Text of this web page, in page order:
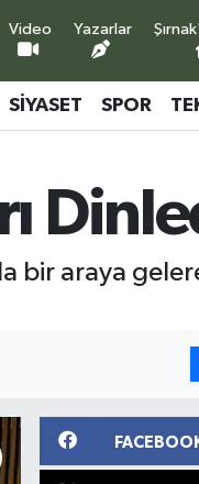
Video Yazarlar
SIYASET SPOR
bir araya